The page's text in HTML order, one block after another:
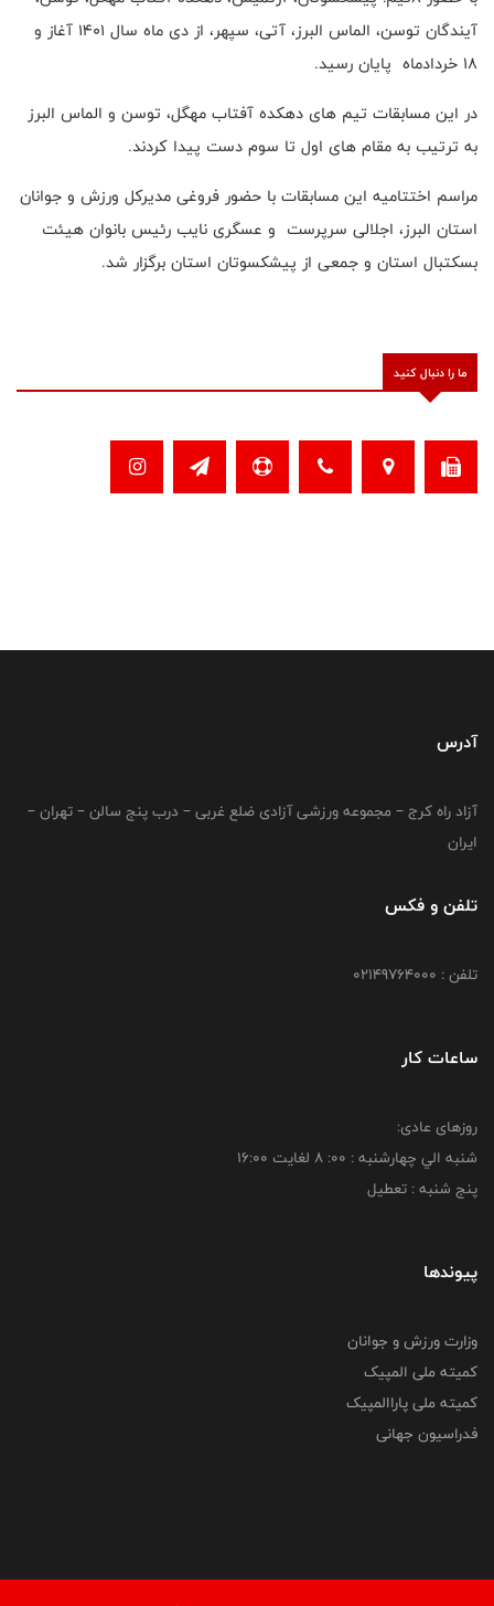
آیندگان توسن، الماس البرز، آتی، سپهر، از دی ماه سال ۱۴۰۱ آغاز و
۱۸ خردادماه پایان رسید.
در این مسابقات تیم های دهکده آفتاب مهگل، توسن و الماس البرز
به ترتیب به مقام های اول تا سوم دست پیدا کردند.
مراسم اختتامیه این مسابقات با حضور فروغی مدیرکل ورزش و جوانان
استان البرز، اجلالی سرپرست و عسگری نایب رئیس بانوان هیئت
بسکتبال استان و جمعی از پیشکسوتان استان برگزار شد.
ما را دنبال کنید
آدرس
آزاد راه کرج – مجموعه ورزشی آزادی ضلع غربی – درب پنج سالن – تهران –
ایران
تلفن و فکس
تلفن : 02149764000
ساعات کار
روزهای عادی:
شنبه الي چهارشنبه : 00: 8 لغايت 16:00
پنج شنبه : تعطیل
پیوندها
وزارت ورزش و جوانان
کمیته ملی المپیک
کمیته ملی پاراالمپیک
فدراسیون جهانی